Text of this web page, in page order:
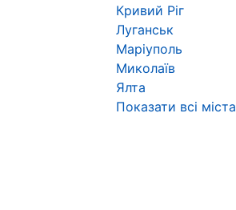
Кривий Ріг
Луганськ
Маріуполь
Миколаїв
Ялта
Показати всі міста